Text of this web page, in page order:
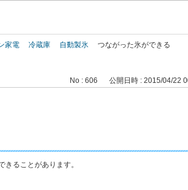
家電 冷蔵庫 自動製氷
つながった氷ができる
No : 606 公開日時 : 2015/04/22
ることがあります。